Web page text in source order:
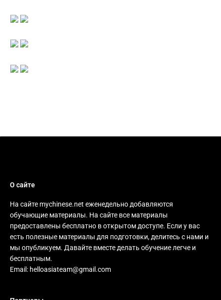
О сайте
На сайте mychinese.net еженедельно добавляются
обучающие материалы. На сайте все материалы
предоставлены бесплатно в открытом доступе. Если у вас
есть полезные материалы для подготовки, делитесь с нами и
мы опубликуем. Давайте вместе делать обучение легче и
бесплатным.
Email: helloasiateam@gmail.com